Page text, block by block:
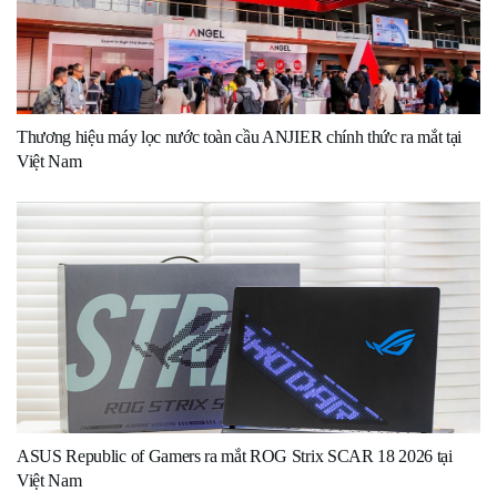
Thương hiệu máy lọc nước toàn cầu ANJIER chính thức ra mắt tại
Việt Nam
ASUS Republic of Gamers ra mắt ROG Strix SCAR 18 2026 tại
Việt Nam